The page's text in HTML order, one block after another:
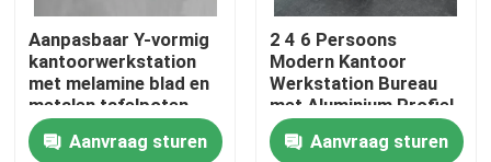
Kwaliteitscontrole
Neem contact met ons op
Aanpasbaar Y-vormig
kantoorwerkstation
met melamine blad en
metalen tafelpoten
Aanvraag sturen
2 4 6 Persoons
Modern Kantoor
Werkstation Bureau
met Aluminium Profiel
Stof Materiaal en
30mm Dik Paneel
Aanvraag sturen